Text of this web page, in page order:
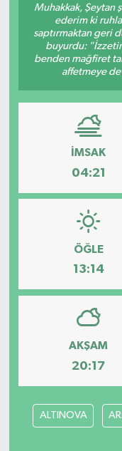
Muhakkak, Şeytan
ederim ki
saptırmaktan geri
buyurdu:
benden mağfiret
affetmeye
İMSAK
04:21
ÖĞLE
13:14
AKŞAM
20:17
ALTINOVA